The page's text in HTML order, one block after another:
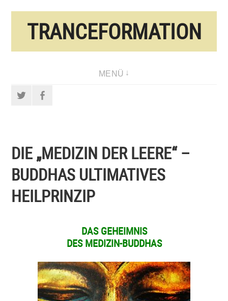
TRANCEFORMATION
MENÜ
Twitter
DIE „MEDIZIN DER LEERE“ –
BUDDHAS ULTIMATIVES
HEILPRINZIP
DAS GEHEIMNIS
DES MEDIZIN-BUDDHAS